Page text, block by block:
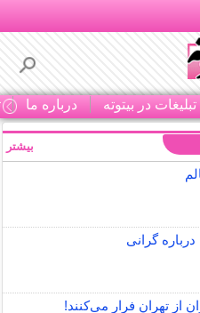
تبلیغات در بیتوته درباره ما
گرانی
از تهران فرار می‌کنند!
بیشتر